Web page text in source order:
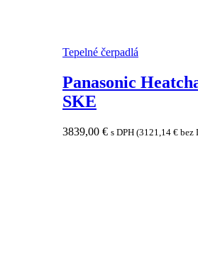
Tepelné čerpadlá
Panasonic
SKE
3839,00 € s DPH (3121,14 € bez